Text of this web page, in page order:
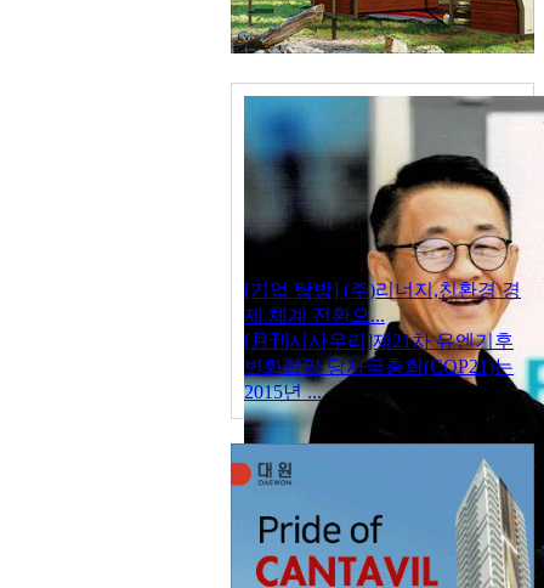
[기업 탐방] (주)리너지,친환경 경
제 체계 전환으...
[月刊시사우리]제21차 유엔기후
변화협약 당사국총회(COP21)는
2015년 ...